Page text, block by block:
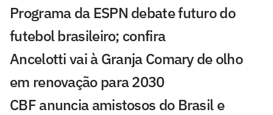
Programa da ESPN debate futuro do
futebol brasileiro; confira
Ancelotti vai à Granja Comary de olho
em renovação para 2030
CBF anuncia amistosos do Brasil e